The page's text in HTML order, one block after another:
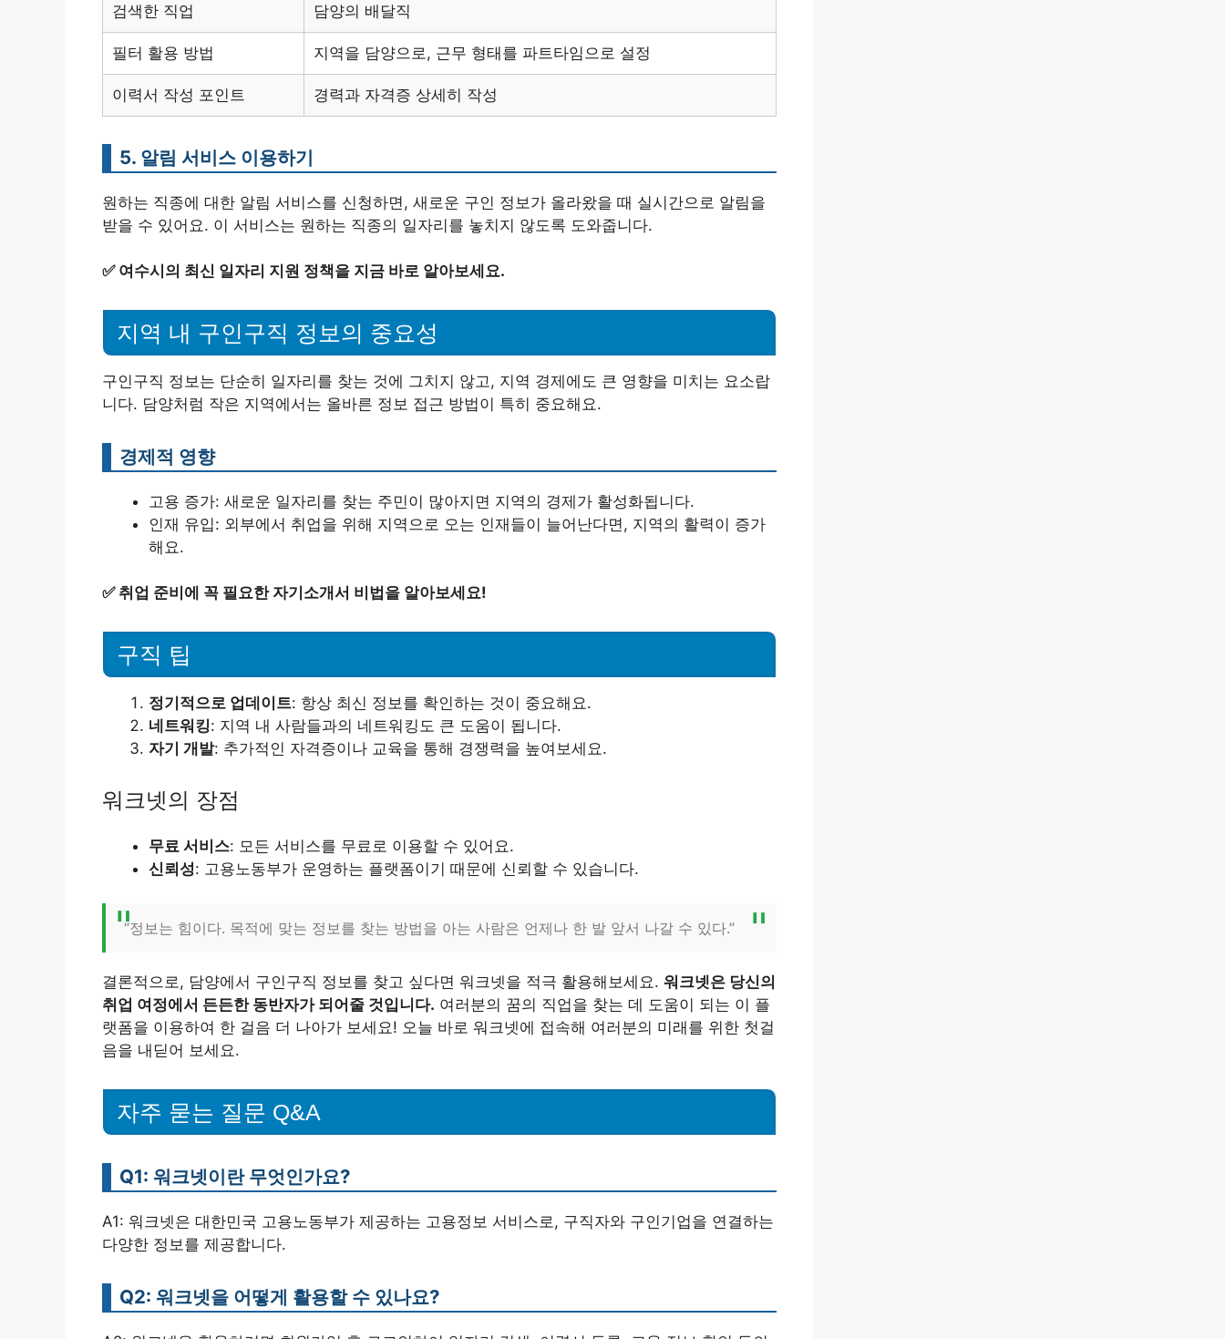
검색한 직업 담양의 배달직
필터 활용 방법 지역을 담양으로, 근무 형태를 파트타임으로 설정
이력서 작성 포인트 경력과 자격증 상세히 작성
5. 알림 서비스 이용하기
원하는 직종에 대한 알림 서비스를 신청하면, 새로운 구인 정보가 올라왔을 때 실시간으로 알림을
받을 수 있어요. 이 서비스는 원하는 직종의 일자리를 놓치지 않도록 도와줍니다.
✅ 여수시의 최신 일자리 지원 정책을 지금 바로 알아보세요.
지역 내 구인구직 정보의 중요성
구인구직 정보는 단순히 일자리를 찾는 것에 그치지 않고, 지역 경제에도 큰 영향을 미치는 요소랍
니다. 담양처럼 작은 지역에서는 올바른 정보 접근 방법이 특히 중요해요.
경제적 영향
고용 증가: 새로운 일자리를 찾는 주민이 많아지면 지역의 경제가 활성화됩니다.
인재 유입: 외부에서 취업을 위해 지역으로 오는 인재들이 늘어난다면, 지역의 활력이 증가
해요.
✅ 취업 준비에 꼭 필요한 자기소개서 비법을 알아보세요!
구직 팁
정기적으로 업데이트: 항상 최신 정보를 확인하는 것이 중요해요.
네트워킹: 지역 내 사람들과의 네트워킹도 큰 도움이 됩니다.
자기 개발: 추가적인 자격증이나 교육을 통해 경쟁력을 높여보세요.
워크넷의 장점
무료 서비스: 모든 서비스를 무료로 이용할 수 있어요.
신뢰성: 고용노동부가 운영하는 플랫폼이기 때문에 신뢰할 수 있습니다.
“정보는 힘이다. 목적에 맞는 정보를 찾는 방법을 아는 사람은 언제나 한 발 앞서 나갈 수 있다.”
결론적으로, 담양에서 구인구직 정보를 찾고 싶다면 워크넷을 적극 활용해보세요. 워크넷은 당신의
취업 여정에서 든든한 동반자가 되어줄 것입니다. 여러분의 꿈의 직업을 찾는 데 도움이 되는 이 플
랫폼을 이용하여 한 걸음 더 나아가 보세요! 오늘 바로 워크넷에 접속해 여러분의 미래를 위한 첫걸
음을 내딛어 보세요.
자주 묻는 질문 Q&A
Q1: 워크넷이란 무엇인가요?
A1: 워크넷은 대한민국 고용노동부가 제공하는 고용정보 서비스로, 구직자와 구인기업을 연결하는
다양한 정보를 제공합니다.
Q2: 워크넷을 어떻게 활용할 수 있나요?